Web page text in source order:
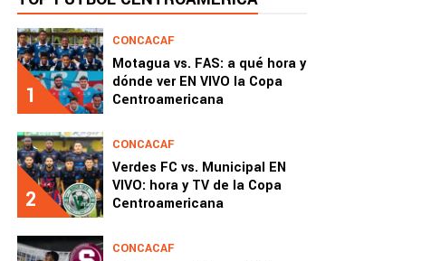
1
CONCACAF
Motagua vs. FAS: a qué hora y
dónde ver EN VIVO la Copa
Centroamericana
2
CONCACAF
Verdes FC vs. Municipal EN
VIVO: hora y TV de la Copa
Centroamericana
CONCACAF